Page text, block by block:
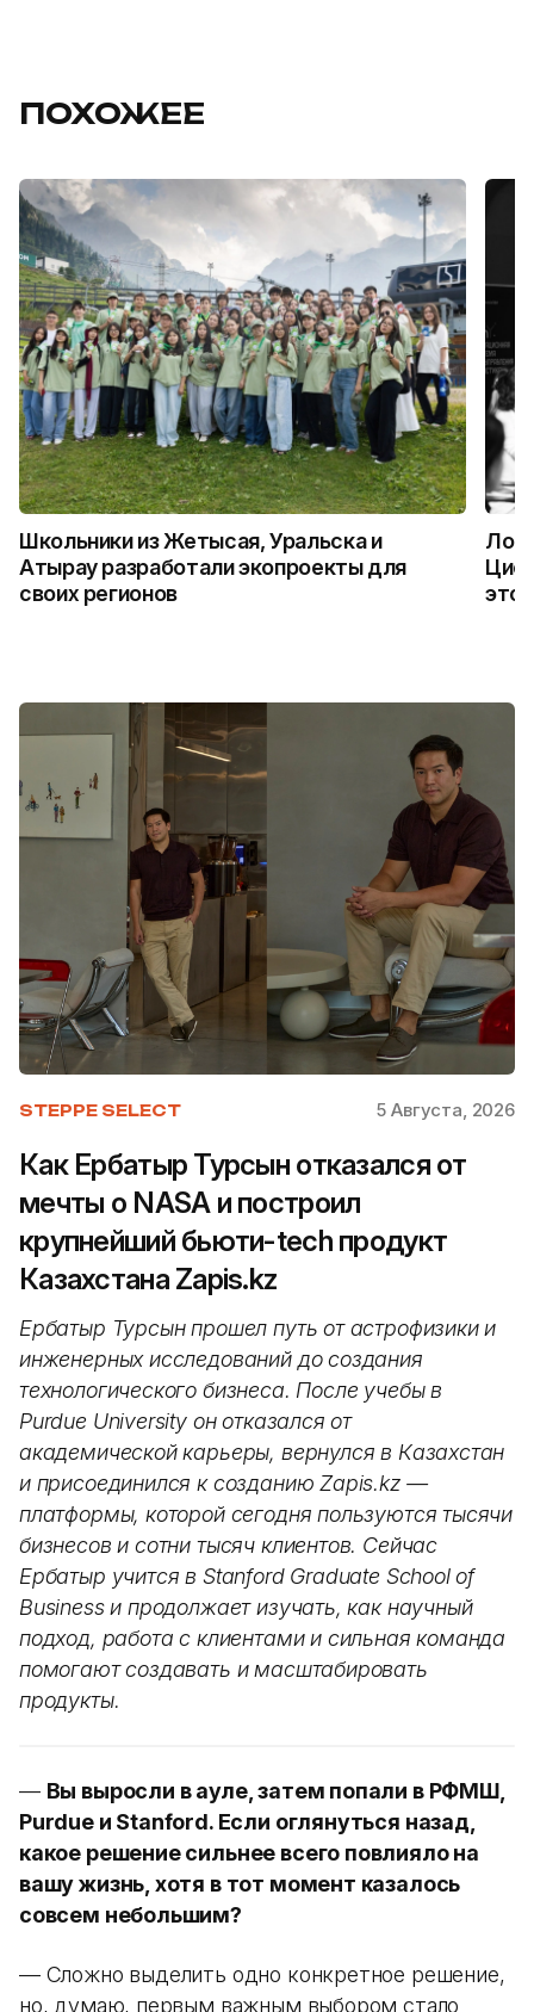
ПОХОЖЕЕ
Школьники из Жетысая, Уральска и
Атырау разработали экопроекты для
своих регионов
это
STEPPE SELECT 5 Августа, 2026
Как Ербатыр Турсын отказался от
мечты о NASA и построил
крупнейший бьюти-tech продукт
Казахстана Zapis.kz
Ербатыр Турсын прошел путь от астрофизики и
инженерных исследований до создания
технологического бизнеса. После учебы в
Purdue University он отказался от
академической карьеры, вернулся в Казахстан
и присоединился к созданию Zapis.kz —
платформы, которой сегодня пользуются тысячи
бизнесов и сотни тысяч клиентов. Сейчас
Ербатыр учится в Stanford Graduate School of
Business и продолжает изучать, как научный
подход, работа с клиентами и сильная команда
помогают создавать и масштабировать
продукты.
— Вы выросли в ауле, затем попали в РФМШ,
Purdue и Stanford. Если оглянуться назад,
какое решение сильнее всего повлияло на
вашу жизнь, хотя в тот момент казалось
совсем небольшим?
— Сложно выделить одно конкретное решение,
но, думаю, первым важным выбором стало